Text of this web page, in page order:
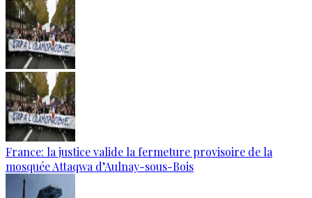
France: la justice valide la fermeture provisoire de la
mosquée Attaqwa d’Aulnay-sous-Bois